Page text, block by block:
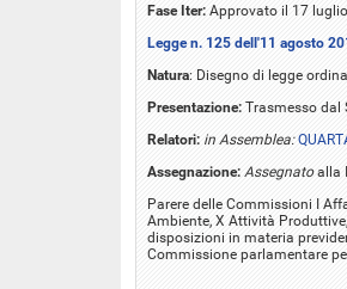
Fase Iter: Approvato il 17
Legge n. 125 dell'11 agosto
Natura: Disegno di legge
Presentazione: Trasmesso dal
Relatori: in Assemblea:
Assegnazione: Assegnatoalla
Parere delle Commissioni I
Ambiente, X Attività
disposizioni in materia
Commissione parlamentare